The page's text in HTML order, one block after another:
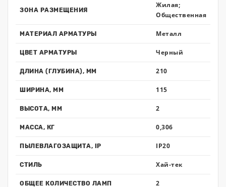
ЗОНА РАЗМЕЩЕНИЯ
Жилая;
Общественная
МАТЕРИАЛ АРМАТУРЫ Металл
ЦВЕТ АРМАТУРЫ Черный
ДЛИНА (ГЛУБИНА), ММ 210
ШИРИНА, ММ 115
ВЫСОТА, ММ 2
МАССА, КГ 0,306
ПЫЛЕВЛАГОЗАЩИТА, IP IP20
СТИЛЬ Хай-тек
ОБЩЕЕ КОЛИЧЕСТВО ЛАМП 2